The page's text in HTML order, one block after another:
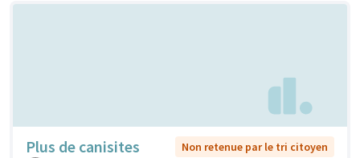
Plus de canisites
Non retenue par le tri citoyen